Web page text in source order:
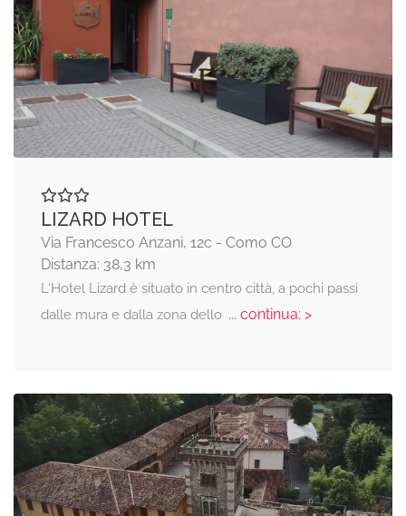
LIZARD HOTEL
Via Francesco Anzani, 12c - Como CO
Distanza: 38,3 km
L‘Hotel Lizard è situato in centro città, a pochi passi
dalle mura e dalla zona dello... continua: >